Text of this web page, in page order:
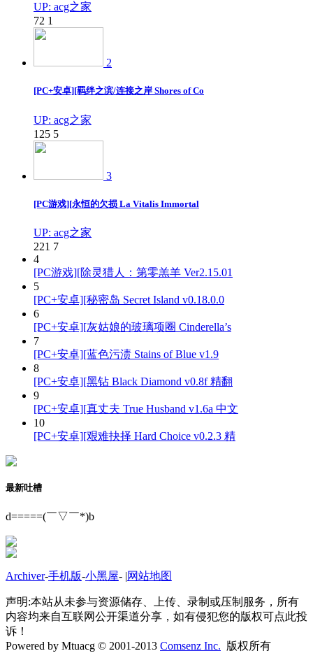
UP: acg之家
72 1
2
[PC+安卓][羁绊之滨/连接之岸 Shores of Co
UP: acg之家
125 5
3
[PC游戏][永恒的欠损 La Vitalis Immortal
UP: acg之家
221 7
4
[PC游戏][除灵猎人：第零羔羊 Ver2.15.01
5
[PC+安卓][秘密岛 Secret Island v0.18.0.0
6
[PC+安卓][灰姑娘的玻璃项圈 Cinderella’s
7
[PC+安卓][蓝色污渍 Stains of Blue v1.9
8
[PC+安卓][黑钻 Black Diamond v0.8f 精翻
9
[PC+安卓][真丈夫 True Husband v1.6a 中文
10
[PC+安卓][艰难抉择 Hard Choice v0.2.3 精
最新吐槽
d=====(￣▽￣*)b
Archiver-手机版-小黑屋- |网站地图
声明:本站从未参与资源储存、上传、录制或压制服务，所有
内容均来自互联网公开渠道分享，如有侵犯您的版权可点此投
诉！
Powered by Mtuacg © 2001-2013 Comsenz Inc. 版权所有